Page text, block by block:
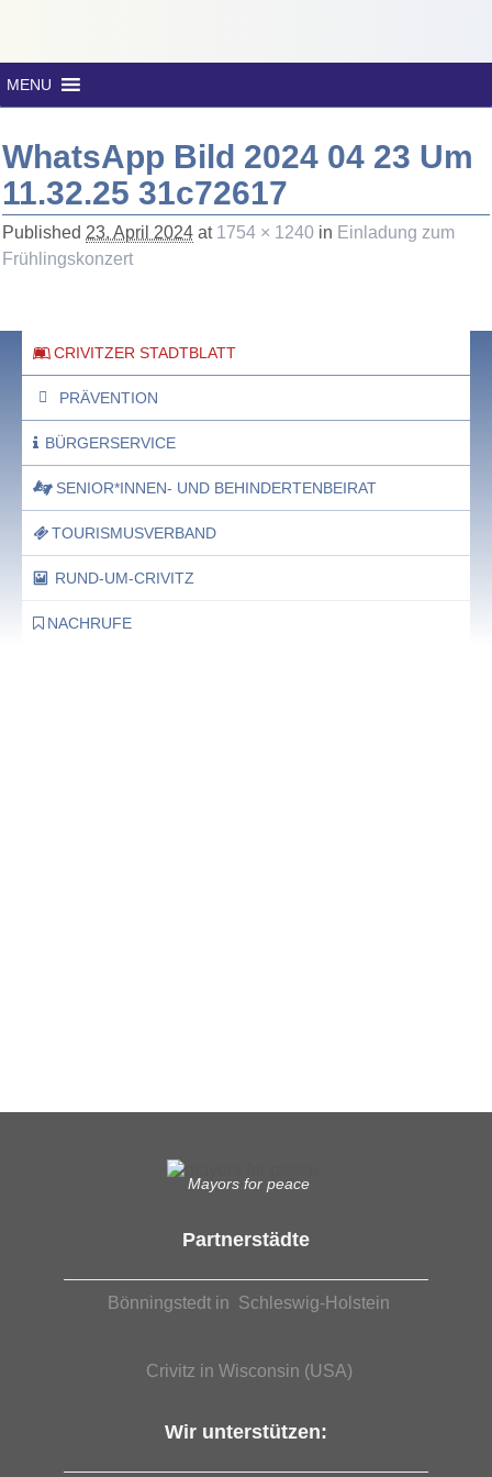
MENU
WhatsApp Bild 2024 04 23 Um
11.32.25 31c72617
Published 23. April 2024 at 1754 × 1240 in Einladung zum
Frühlingskonzert
CRIVITZER STADTBLATT
PRÄVENTION
BÜRGERSERVICE
SENIOR*INNEN- UND BEHINDERTENBEIRAT
TOURISMUSVERBAND
RUND-UM-CRIVITZ
NACHRUFE
Mayors for peace
Partnerstädte
Bönningstedt in Schleswig-Holstein
Crivitz in Wisconsin (USA)
Wir unterstützen: